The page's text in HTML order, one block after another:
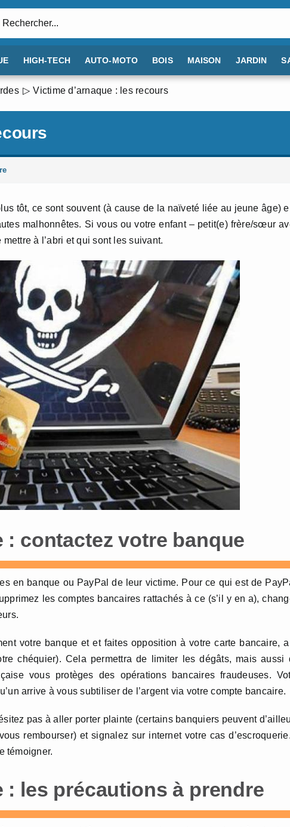
HIGH-TECH AUTO-MOTO BOIS MAISON JARDIN
Victime d’arnaque : les recours
tôt, ce sont souvent (à cause de la naïveté liée au jeune âge)
malhonnêtes. Si vous ou votre enfant – petit(e) frère/sœur
à l’abri et qui sont les suivant.
: contactez votre banque
en banque ou PayPal de leur victime. Pour ce qui est de
les comptes bancaires rattachés à ce (s’il y en a),
votre banque et et faites opposition à votre carte bancaire,
chéquier). Cela permettra de limiter les dégâts, mais aussi
vous protèges des opérations bancaires fraudeuses.
arrive à vous subtiliser de l’argent via votre compte bancaire.
pas à aller porter plainte (certains banquiers peuvent
rembourser) et signalez sur internet votre cas
témoigner.
: les précautions à prendre